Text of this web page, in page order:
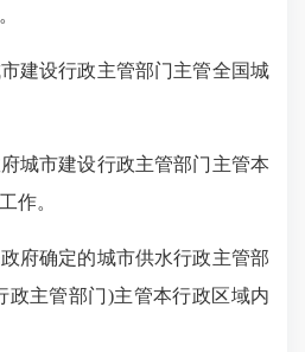
设行政主管部门主管全国城
市建设行政主管部门主管本
作。
确定的城市供水行政主管部
政主管部门)主管本行政区域内